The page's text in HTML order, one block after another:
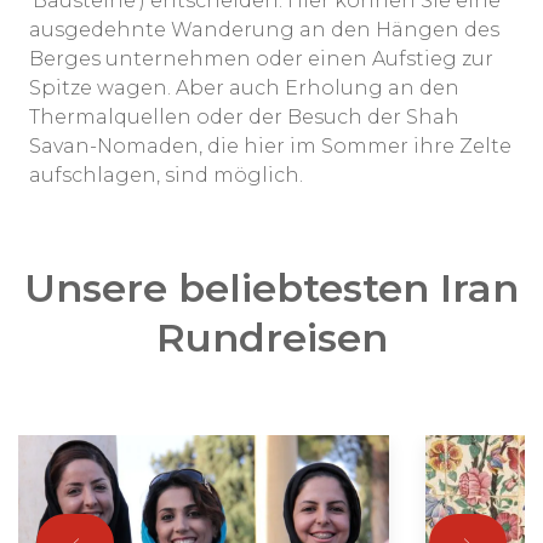
ausgedehnte Wanderung an den Hängen des
Berges unternehmen oder einen Aufstieg zur
Spitze wagen. Aber auch Erholung an den
Thermalquellen oder der Besuch der Shah
Savan-Nomaden, die hier im Sommer ihre Zelte
aufschlagen, sind möglich.
Unsere beliebtesten Iran
Rundreisen